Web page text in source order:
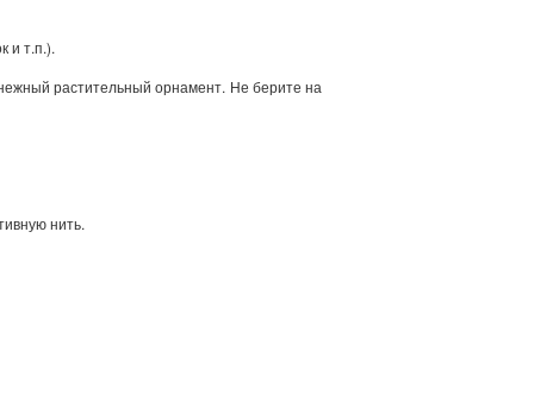
и т.п.).
растительный орнамент. Не берите на
нить.